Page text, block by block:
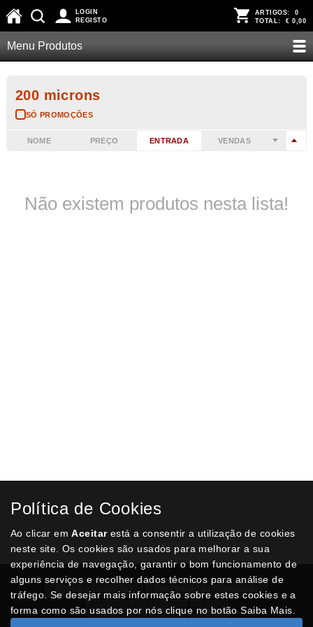
LOGIN
REGISTO
ARTIGOS: 0
TOTAL: € 0,00
Menu Produtos
200 microns
SÓ PROMOÇÕES
NOME PREÇO ENTRADA VENDAS
Não existem produtos nesta lista!
Termos e Condições
Livro de reclamações Lista
Política de Cookies
Ao clicar emAceitarestá a consentir a utilização de cookies
neste site. Os cookies são usados para melhorar a sua
experiência de navegação, garantir o bom funcionamento de
alguns serviços e recolher dados técnicos para análise de
tráfego. Se desejar mais informação sobre estes cookies e a
forma como são usados por nós clique no botão Saiba Mais.